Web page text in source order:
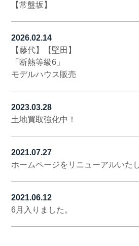
【常盤坂】
2026.02.14
【藤代】【堅田】
「断熱等級6」
モデルハウス販売
2023.03.28
土地買取強化中！
2021.07.27
ホームページをリニューアルいた
2021.06.12
6月入りました。